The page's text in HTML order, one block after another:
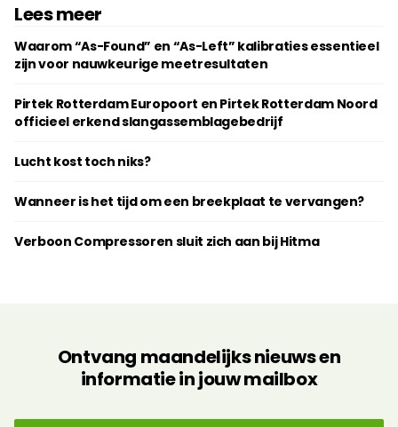
Lees meer
Waarom “As-Found” en “As-Left” kalibraties essentieel
zijn voor nauwkeurige meetresultaten
Pirtek Rotterdam Europoort en Pirtek Rotterdam Noord
officieel erkend slangassemblagebedrijf
Lucht kost toch niks?
Wanneer is het tijd om een breekplaat te vervangen?
Verboon Compressoren sluit zich aan bij Hitma
Ontvang maandelijks nieuws en
informatie in jouw mailbox